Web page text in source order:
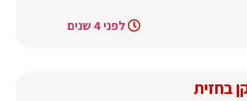
לפני 4 שנים
בחזית